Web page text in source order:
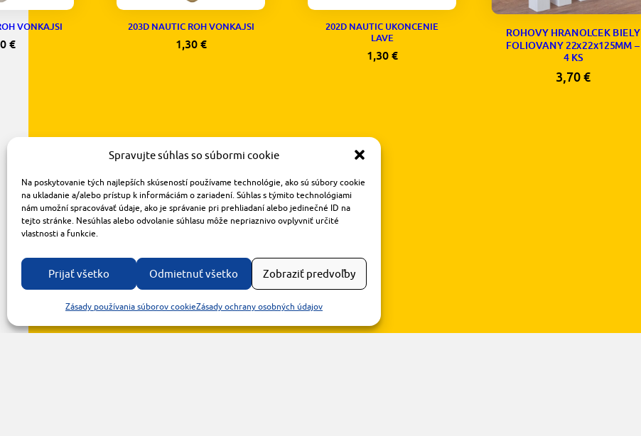
Spravujte súhlas so súbormi cookie
Na poskytovanie tých najlepších skúseností používame technológie, ako sú súbory cookie
na ukladanie a/alebo prístup k informáciám o zariadení. Súhlas s týmito technológiami
nám umožní spracovávať údaje, ako je správanie pri prehliadaní alebo jedinečné ID na
tejto stránke. Nesúhlas alebo odvolanie súhlasu môže nepriaznivo ovplyvniť určité
vlastnosti a funkcie.
Prijať všetko Odmietnuť všetko Zobraziť predvoľby
Zásady používania súborov cookieZásady ochrany osobných údajov
VONKAJSI
€
203D NAUTIC ROH VONKAJSI
1,30 €
202D NAUTIC UKONCENIE
LAVE
1,30 €
ROHOVY HRANOLCEK BIELY
FOLIOVANY 22x22x125MM –
4 KS
3,70€